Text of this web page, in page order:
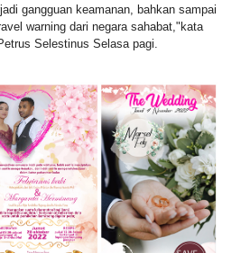
gangguan keamanan, bahkan sampai
warning dari negara sahabat,"kata
Selestinus Selasa pagi.